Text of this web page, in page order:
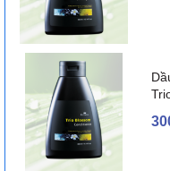
Lưu ý của
Thận trọng khi sử dụng
Trước khi bắt đầu điều trị
nhân tăng cholesterol
thiểu năng giáp, hội
gan tắc mật, do dùng một